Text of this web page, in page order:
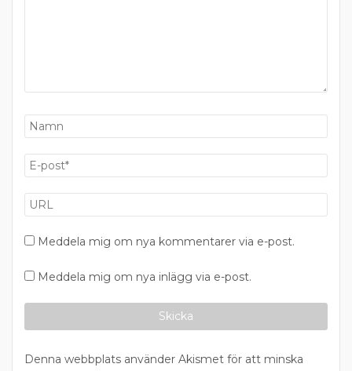
Meddela mig om nya kommentarer via e-post.
Meddela mig om nya inlägg via e-post.
Denna webbplats använder Akismet för att minska